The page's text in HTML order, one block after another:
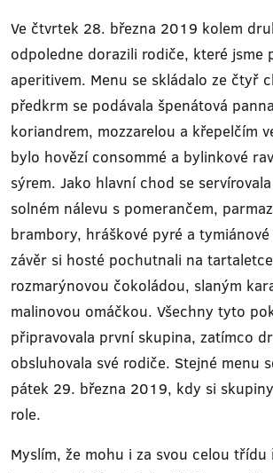
Ve čtvrtek 28. března 2019 kolem
odpoledne dorazili rodiče, které jsme
aperitivem. Menu se skládalo ze čtyř
předkrm se podávala špenátová
koriandrem, mozzarelou a křepelčím
bylo hovězí consommé a bylinkové
sýrem. Jako hlavní chod se
solném nálevu s pomerančem,
brambory, hráškové pyré a
závěr si hosté pochutnali na
rozmarýnovou čokoládou, slaným
malinovou omáčkou. Všechny tyto
připravovala první skupina, zatímco
obsluhovala své rodiče. Stejné menu
pátek 29. března 2019, kdy si
role.
Myslím, že mohu i za svou celou třídu